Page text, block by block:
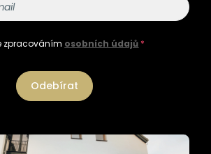
zpracováním osobních údajů *
Odebírat